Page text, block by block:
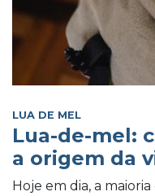
LUA DE MEL
Lua-de-mel:
a origem da
Hoje em dia, a